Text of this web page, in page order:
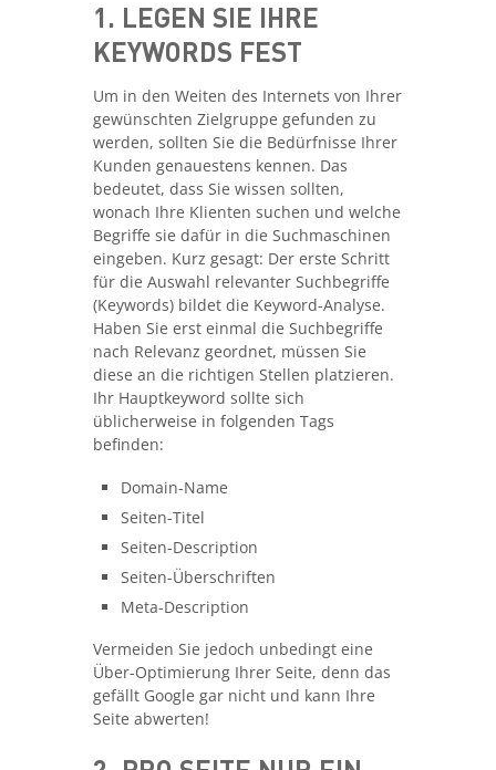
1. LEGEN SIE IHRE
KEYWORDS FEST
Um in den Weiten des Internets von Ihrer
gewünschten Zielgruppe gefunden zu
werden, sollten Sie die Bedürfnisse Ihrer
Kunden genauestens kennen. Das
bedeutet, dass Sie wissen sollten,
wonach Ihre Klienten suchen und welche
Begriffe sie dafür in die Suchmaschinen
eingeben. Kurz gesagt: Der erste Schritt
für die Auswahl relevanter Suchbegriffe
(Keywords) bildet die Keyword-Analyse.
Haben Sie erst einmal die Suchbegriffe
nach Relevanz geordnet, müssen Sie
diese an die richtigen Stellen platzieren.
Ihr Hauptkeyword sollte sich
üblicherweise in folgenden Tags
befinden:
Domain-Name
Seiten-Titel
Seiten-Description
Seiten-Überschriften
Meta-Description
Vermeiden Sie jedoch unbedingt eine
Über-Optimierung Ihrer Seite, denn das
gefällt Google gar nicht und kann Ihre
Seite abwerten!